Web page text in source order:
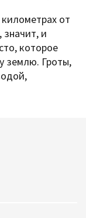
от
значит, и
которое
землю. Гроты,